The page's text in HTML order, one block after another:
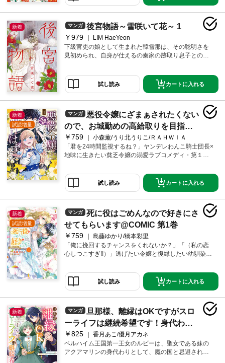
新着 マンガ 後宮物語～雪咲いて花～ 1
￥979
LIM HaeYeon
下級官吏の娘として生まれた韓雪那は、その聡明さを
見初められ、自身が仕えるの秦家の跡取り息子との縁
皇帝の側室候補である'才女'に選ばれた雪那は、修羅の
宮といわれる'後宮'に足を踏み入れることになる。同室
試し読み カートに入れる
新着
試読増量
マンガ
悪役令嬢にざまぁされたくない
ので、お城勤めの高給取りを目指す
はずでした@COMIC 第1巻
￥759
小森薫/うり北うりこ/ＲＡＨＷＩＡ
「君を24時間監視するね？」ヤンデレわんこ騎士団長×
地味に生きたい貧乏令嬢の溺愛ラブコメディ・第１
が、悪役令嬢が主役の乙女ゲームでした!? 『ざまぁ』
される側と気づいて、堅実なお城勤めを目指すも、冤
罪イベントが発生！ 窮地を救ってくれたのは、メイ
ン攻略対象のはずの次期騎士団長レフィトだった。監
視するという名目で囲われるも、何だか彼の様子がお
かしくて？ 「カミレって面白いなぁ。欲しくなっち
ゃった」「…………はい？」寄りついた悪い虫をすぐ
殺そうとしたり、即日婚約を申し込んできたりと異常
行動を大連発で──？ ヤンデレわんこ騎士団長×貧乏地
味令嬢の溺愛ラブコメディ・第１巻！
試し読み カートに入れる
新着
試読増量
マンガ
死に役はごめんなので好きにさ
せてもらいます@COMIC 第1巻
￥759
島藤ゆかり/橋本彩里
「俺に挽回するチャンスをくれないか？」「（私の恋
心しつこすぎ!!）」逃げたい令嬢と復縁したい幼馴染の
作者書き下ろし小説W収録！「死に役」から降りたいの
に、どうして離れてくれないの――!?ある日、侯爵令嬢
フェリシアは自分が前世で読んだ恋愛小説のキャラで
あると気づいてしまう。しかも、幼馴染で婚約者であ
るデュークとヒロインを引き立てるための死に役らし
い……。不毛な恋をあきらめた途端、これまで無関心
だった彼から突如向けられる熱い視線。今までにない
熱烈なアプローチで、固く閉ざしたはずのフェリシア
の心に綻びが……？「俺に挽回するチャンスをくれな
いか？」「（私の恋心しつこすぎ!!）」逃げたい令嬢と
試し読み カートに入れる
新着 マンガ
旦那様、離縁はOKですがスロ
ーライフは継続希望です！身代わり
王女は毒使いの力で人生を謳歌する:
1【イラスト特典付】
￥825
香月あこ/優月アカネ
ベルハイム王国第一王女のルビーは、聖女である妹の
アクアマリンの身代わりとして、魔の国と忌避される